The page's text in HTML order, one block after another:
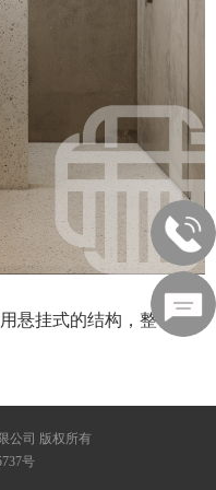
悬挂式的结构，整个空
公司 版权所有
号